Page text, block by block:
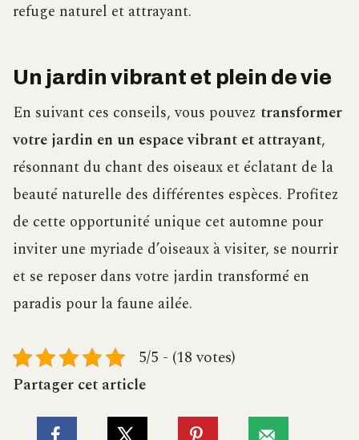
refuge naturel et attrayant.
Un jardin vibrant et plein de vie
En suivant ces conseils, vous pouvez transformer
votre jardin en un espace vibrant et attrayant,
résonnant du chant des oiseaux et éclatant de la
beauté naturelle des différentes espèces. Profitez
de cette opportunité unique cet automne pour
inviter une myriade d’oiseaux à visiter, se nourrir
et se reposer dans votre jardin transformé en
paradis pour la faune ailée.
5/5 - (18 votes)
Partager cet article